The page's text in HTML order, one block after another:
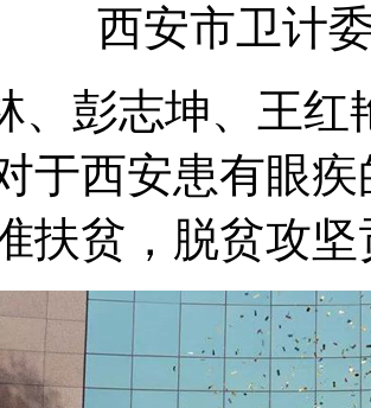
西安市卫计
、彭志坤、王红
于西安患有眼
扶贫，脱贫攻